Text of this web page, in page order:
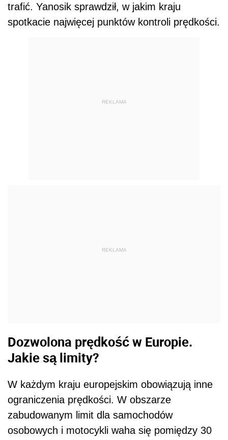
trafić. Yanosik sprawdził, w jakim kraju
spotkacie najwięcej punktów kontroli prędkości.
REKLAMA
REKLAMA
Dozwolona prędkość w Europie.
Jakie są limity?
W każdym kraju europejskim obowiązują inne
ograniczenia prędkości. W obszarze
zabudowanym limit dla samochodów
osobowych i motocykli waha się pomiędzy 30